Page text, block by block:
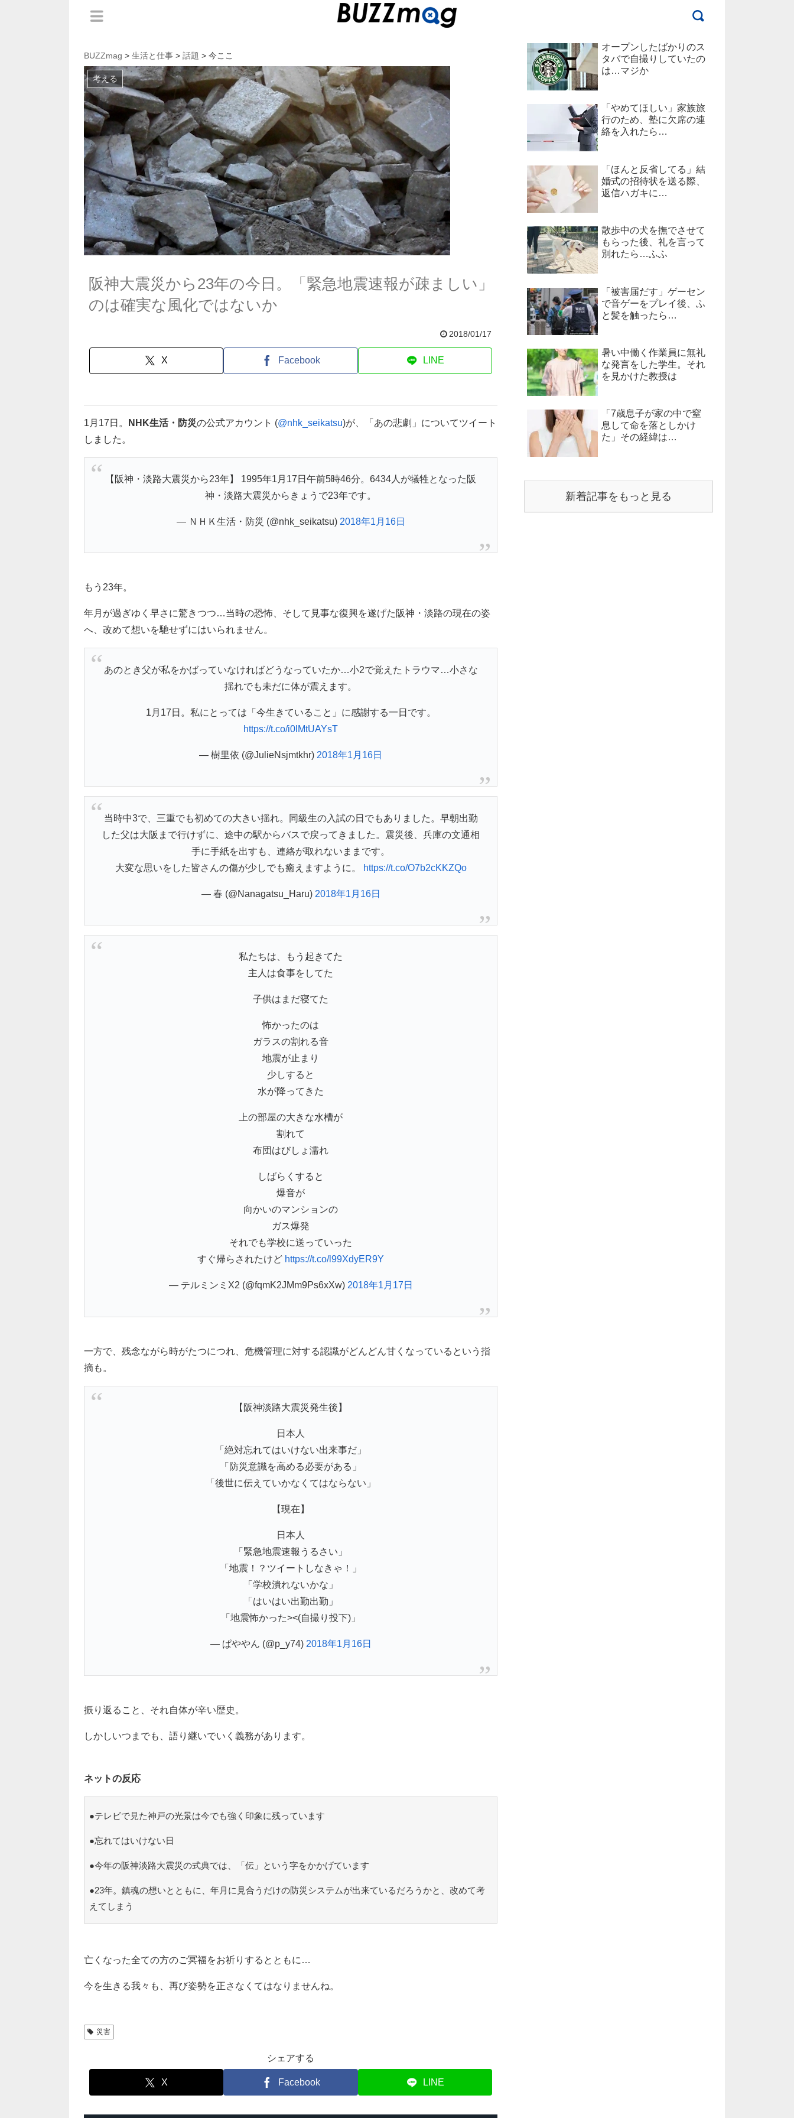
BUZZmag > 生活と仕事 > 話題 > 今ここ
考える
阪神大震災から23年の今日。「緊急地震速報が疎ましい」
のは確実な風化ではないか
2018/01/17
X Facebook LINE
1月17日。 NHK生活・防災の公式アカウント (@nhk_seikatsu)が、「あの悲劇」についてツイート
しました。
【阪神・淡路大震災から23年】 1995年1月17日午前5時46分。6434人が犠牲となった阪
神・淡路大震災からきょうで23年です。
— ＮＨＫ生活・防災 (@nhk_seikatsu) 2018年1月16日
もう23年。
年月が過ぎゆく早さに驚きつつ…当時の恐怖、そして見事な復興を遂げた阪神・淡路の現在の姿
へ、改めて想いを馳せずにはいられません。
あのとき父が私をかばっていなければどうなっていたか…小2で覚えたトラウマ…小さな
揺れでも未だに体が震えます。
1月17日。私にとっては「今生きていること」に感謝する一日です。
https://t.co/i0lMtUAYsT
— 樹里依 (@JulieNsjmtkhr) 2018年1月16日
当時中3で、三重でも初めての大きい揺れ。同級生の入試の日でもありました。早朝出勤
した父は大阪まで行けずに、途中の駅からバスで戻ってきました。震災後、兵庫の文通相
手に手紙を出すも、連絡が取れないままです。
大変な思いをした皆さんの傷が少しでも癒えますように。
https://t.co/O7b2cKKZQo
— 春 (@Nanagatsu_Haru) 2018年1月16日
私たちは、もう起きてた
主人は食事をしてた
子供はまだ寝てた
怖かったのは
ガラスの割れる音
地震が止まり
少しすると
水が降ってきた
上の部屋の大きな水槽が
割れて
布団はびしょ濡れ
しばらくすると
爆音が
向かいのマンションの
ガス爆発
それでも学校に送っていった
すぐ帰らされたけど https://t.co/l99XdyER9Y
— テルミンミX2 (@fqmK2JMm9Ps6xXw) 2018年1月17日
一方で、残念ながら時がたつにつれ、危機管理に対する認識がどんどん甘くなっているという指
摘も。
【阪神淡路大震災発生後】
日本人
「絶対忘れてはいけない出来事だ」
「防災意識を高める必要がある」
「後世に伝えていかなくてはならない」
【現在】
日本人
「緊急地震速報うるさい」
「地震！？ツイートしなきゃ！」
「学校潰れないかな」
「はいはい出勤出勤」
「地震怖かった><(自撮り投下)」
— ぱややん (@p_y74) 2018年1月16日
振り返ること、それ自体が辛い歴史。
しかしいつまでも、語り継いでいく義務があります。
ネットの反応
●テレビで見た神戸の光景は今でも強く印象に残っています
●忘れてはいけない日
●今年の阪神淡路大震災の式典では、「伝」という字をかかげています
●23年。鎮魂の想いとともに、年月に見合うだけの防災システムが出来ているだろうかと、改めて考
えてしまう
亡くなった全ての方のご冥福をお祈りするとともに…
今を生きる我々も、再び姿勢を正さなくてはなりませんね。
災害
シェアする
X Facebook LINE
オープンしたばかりのス
タバで自撮りしていたの
は…マジか
「やめてほしい」家族旅
行のため、塾に欠席の連
絡を入れたら…
「ほんと反省してる」結
婚式の招待状を送る際、
返信ハガキに…
散歩中の犬を撫でさせて
もらった後、礼を言って
別れたら…ふふ
「被害届だす」ゲーセン
で音ゲーをプレイ後、ふ
と髪を触ったら…
暑い中働く作業員に無礼
な発言をした学生。それ
を見かけた教授は
「7歳息子が家の中で窒
息して命を落としかけ
た」その経緯は…
新着記事をもっと見る